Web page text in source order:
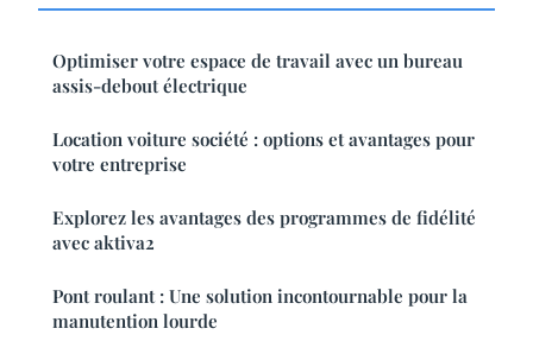
Optimiser votre espace de travail avec un bureau
assis-debout électrique
Location voiture société : options et avantages pour
votre entreprise
Explorez les avantages des programmes de fidélité
avec aktiva2
Pont roulant : Une solution incontournable pour la
manutention lourde